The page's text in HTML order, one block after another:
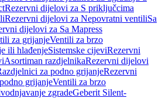
Rezervni dijelovi za S priključcima
Rezervni dijelovi za Nepovratni ventiliSa
dijelovi za Sa Mapress
za grijanjeVentili za brzo
ili hlađenjeSistemske cijeviRezervni
Asortiman razdjelnikaRezervni dijelovi
za podno grijanjeRezervni
grijanjeVentili za brzo
zgradeGeberit Silent-